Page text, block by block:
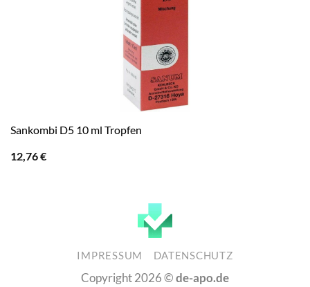
Sankombi D5 10 ml Tropfen
12,76€
IMPRESSUM DATENSCHUTZ
Copyright 2026 ©de-apo.de